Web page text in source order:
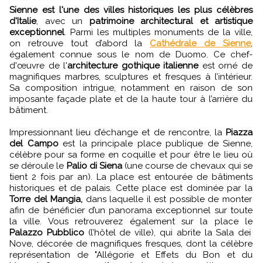
Sienne est l'une des villes historiques les plus célèbres
d'Italie, avec un patrimoine architectural et artistique
exceptionnel. Parmi les multiples monuments de la ville,
on retrouve tout d’abord la Cathédrale de Sienne,
également connue sous le nom de Duomo. Ce chef-
d'œuvre de l'architecture gothique italienneest orné de
magnifiques marbres, sculptures et fresques à l’intérieur.
Sa composition intrigue, notamment en raison de son
imposante façade plate et de la haute tour à l’arrière du
bâtiment.
Impressionnant lieu d’échange et de rencontre, la Piazza
del Campoest la principale place publique de Sienne,
célèbre pour sa forme en coquille et pour être le lieu où
se déroule le Palio di Siena(une course de chevaux qui se
tient 2 fois par an). La place est entourée de bâtiments
historiques et de palais. Cette place est dominée par la
Torre del Mangia, dans laquelle il est possible de monter
afin de bénéficier d’un panorama exceptionnel sur toute
la ville. Vous retrouverez également sur la place le
Palazzo Pubblico(l’hôtel de ville), qui abrite la Sala dei
Nove, décorée de magnifiques fresques, dont la célèbre
représentation de "Allégorie et Effets du Bon et du